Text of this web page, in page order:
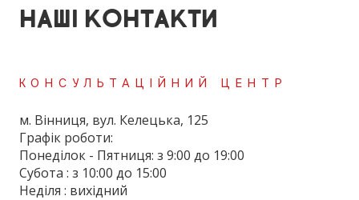
НАШІ КОНТАКТИ
КОНСУЛЬТАЦІЙНИЙ ЦЕНТР
м. Вінниця, вул. Келецька, 125
Графік роботи:
Понеділок - Пятниця: з 9:00 до 19:00
Субота : з 10:00 до 15:00
Неділя : вихідний